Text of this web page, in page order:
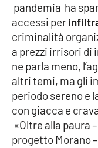
Vibo Valentia
Reggio Calabria
Cosenza
Lamezia Terme
pandemia ha
accessi per
criminalità
a prezzi irrisori di
ne parla meno,
altri temi, ma gli
periodo sereno e
con giacca e
«Oltre alla paura
progetto Morano